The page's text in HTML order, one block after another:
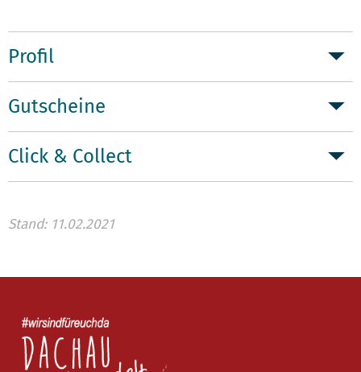
Profil
Gutscheine
Click & Collect
Stand: 11.02.2021